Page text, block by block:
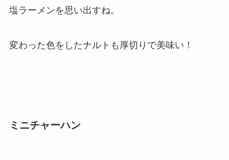
塩ラーメンを思い出すね。
変わった色をしたナルトも厚切りで美味い！
ミニチャーハン